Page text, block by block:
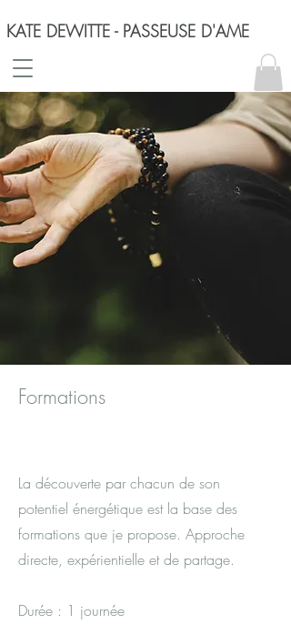
KATE DEWITTE - PASSEUSE D'AME
Formations
La découverte par chacun de son
potentiel énergétique est la base des
formations que je propose. Approche
directe, expérientielle et de partage.
Durée : 1 journée